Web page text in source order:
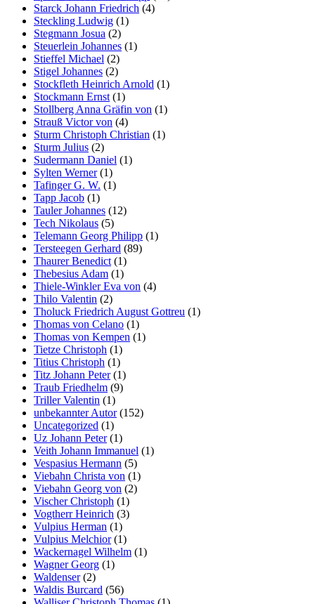
Starck Johann Friedrich (4)
Steckling Ludwig (1)
Stegmann Josua (2)
Steuerlein Johannes (1)
Stieffel Michael (2)
Stigel Johannes (2)
Stockfleth Heinrich Arnold (1)
Stockmann Ernst (1)
Stollberg Anna Gräfin von (1)
Strauß Victor von (4)
Sturm Christoph Christian (1)
Sturm Julius (2)
Sudermann Daniel (1)
Sylten Werner(1)
Tafinger G. W. (1)
Tapp Jacob (1)
Tauler Johannes (12)
Tech Nikolaus (5)
Telemann Georg Philipp (1)
Tersteegen Gerhard (89)
Thaurer Benedict (1)
Thebesius Adam (1)
Thiele-Winkler Eva von (4)
Thilo Valentin (2)
Tholuck Friedrich August Gottreu (1)
Thomas von Celano (1)
Thomas von Kempen (1)
Tietze Christoph (1)
Titius Christoph (1)
Titz Johann Peter(1)
Traub Friedhelm (9)
Triller Valentin (1)
unbekannter Autor(152)
Uncategorized (1)
Uz Johann Peter(1)
Veith Johann Immanuel (1)
Vespasius Hermann (5)
Viebahn Christa von (1)
Viebahn Georg von (2)
Vischer Christoph (1)
Vogtherr Heinrich (3)
Vulpius Herman (1)
Vulpius Melchior(1)
Wackernagel Wilhelm (1)
Wagner Georg (1)
Waldenser(2)
Waldis Burcard (56)